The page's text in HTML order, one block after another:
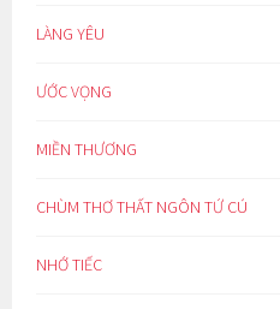
LÀNG YÊU
ƯỚC VỌNG
MIỀN THƯƠNG
CHÙM THƠ THẤT NGÔN TỨ CÚ
NHỚ TIẾC